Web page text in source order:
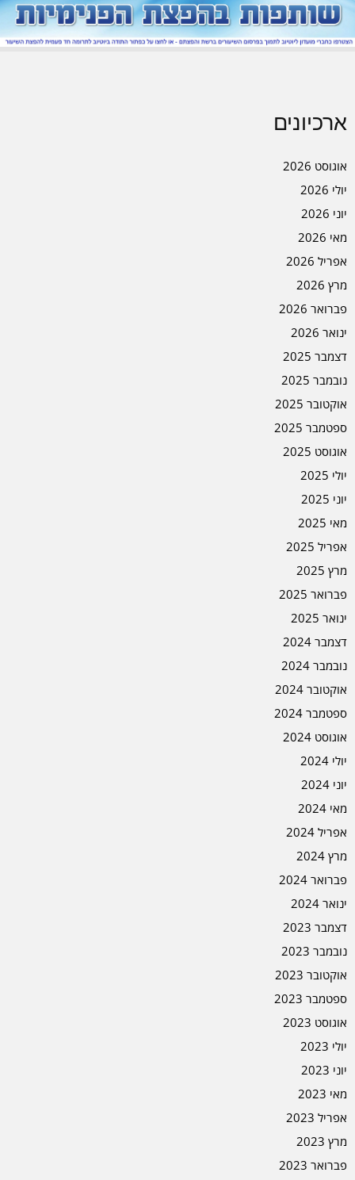
ארכיונים
אוגוסט 2026
יולי 2026
יוני 2026
מאי 2026
אפריל 2026
מרץ 2026
פברואר 2026
ינואר 2026
דצמבר 2025
נובמבר 2025
אוקטובר 2025
ספטמבר 2025
אוגוסט 2025
יולי 2025
יוני 2025
מאי 2025
אפריל 2025
מרץ 2025
פברואר 2025
ינואר 2025
דצמבר 2024
נובמבר 2024
אוקטובר 2024
ספטמבר 2024
אוגוסט 2024
יולי 2024
יוני 2024
מאי 2024
אפריל 2024
מרץ 2024
פברואר 2024
ינואר 2024
דצמבר 2023
נובמבר 2023
אוקטובר 2023
ספטמבר 2023
אוגוסט 2023
יולי 2023
יוני 2023
מאי 2023
אפריל 2023
מרץ 2023
פברואר 2023